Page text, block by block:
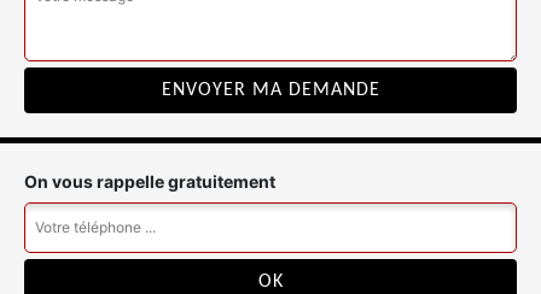
On vous rappelle gratuitement